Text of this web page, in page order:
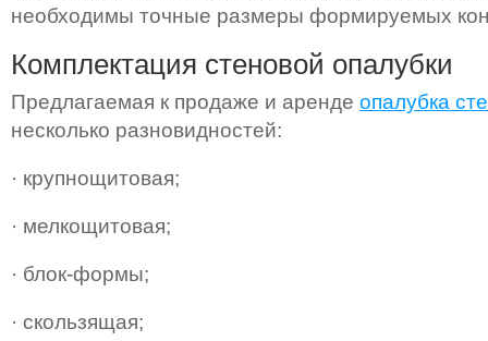
необходимы точные размеры формируемых
Комплектация стеновой опалубки
Предлагаемая к продаже и аренде опалубка
несколько разновидностей:
· крупнощитовая;
· мелкощитовая;
· блок-формы;
· скользящая;